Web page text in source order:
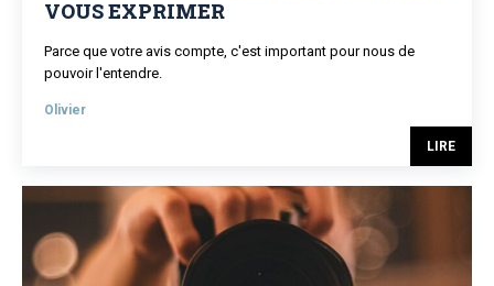
VOUS EXPRIMER
Parce que votre avis compte, c'est important pour nous de
pouvoir l'entendre.
Olivier
LIRE